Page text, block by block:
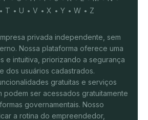
T U V X Y W Z
privada independente, sem
Nossa plataforma oferece uma
e intuitiva, priorizando a segurança
dos usuários cadastrados.
gratuitas e serviços
podem ser acessados gratuitamente
governamentais. Nosso
a rotina do empreendedor,